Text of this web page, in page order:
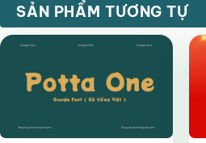
SẢN PHẨM TƯƠNG TỰ
FREE